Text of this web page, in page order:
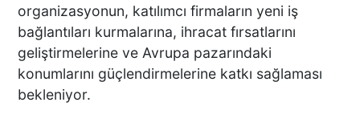
organizasyonun, katılımcı firmaların yeni iş
bağlantıları kurmalarına, ihracat fırsatlarını
geliştirmelerine ve Avrupa pazarındaki
konumlarını güçlendirmelerine katkı sağlaması
bekleniyor.